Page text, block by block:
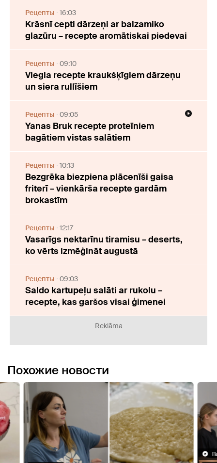
Рецепты 16:03
Krāsnī cepti dārzeņi ar balzamiko
glazūru – recepte aromātiskai piedevai
Рецепты 09:10
Viegla recepte kraukšķīgiem dārzeņu
un siera rullīšiem
Рецепты 09:05
Yanas Bruk recepte proteīniem
bagātiem vistas salātiem
Рецепты 10:13
Bezgrēka biezpiena plācenīši gaisa
friterī – vienkārša recepte gardām
brokastīm
Рецепты 12:17
Vasarīgs nektarīnu tiramisu – deserts,
ko vērts izmēģināt augustā
Рецепты 09:03
Saldo kartupeļu salāti ar rukolu –
recepte, kas garšos visai ģimenei
Reklāma
Похожие новости